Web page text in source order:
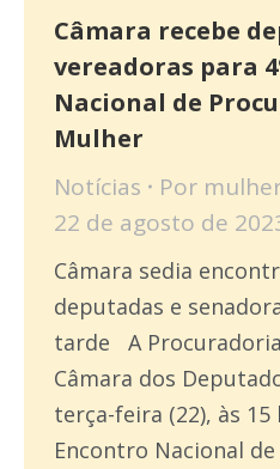
Câmara recebe
vereadoras para
Nacional de
Mulher
Notícias Por
22 de agosto de
Câmara sedia
deputadas e
tarde A
Câmara dos
terça-feira (22), às 15
Encontro Nacional